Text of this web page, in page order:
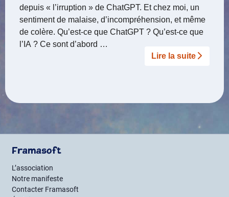
depuis « l’irruption » de ChatGPT. Et chez moi, un
sentiment de malaise, d’incompréhension, et même
de colère. Qu’est-ce que ChatGPT ? Qu’est-ce que
l’IA ? Ce sont d’abord …
Lire la suite­­
Framasoft
L’association
Notre manifeste
Contacter Framasoft